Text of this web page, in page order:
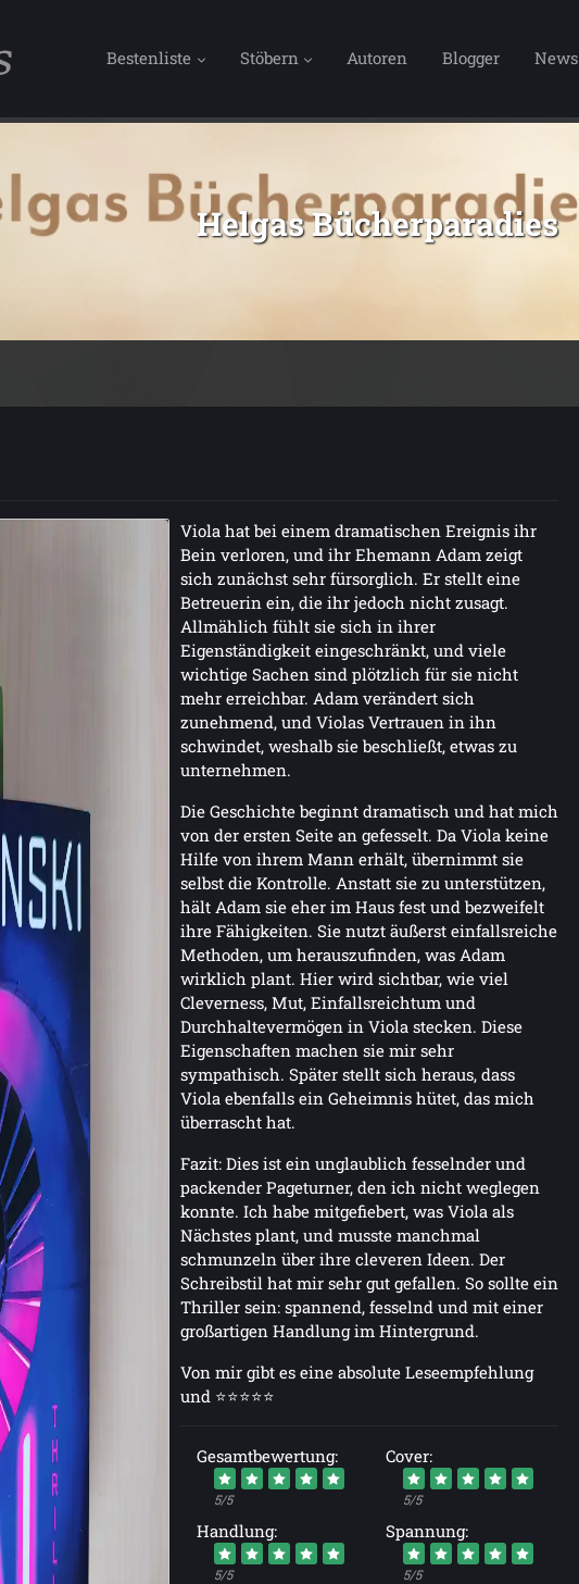
Bestenliste Stöbern Autoren Blogger News
Helgas Bücherparadies
Viola hat bei einem dramatischen Ereignis ihr
Bein verloren, und ihr Ehemann Adam zeigt
sich zunächst sehr fürsorglich. Er stellt eine
Betreuerin ein, die ihr jedoch nicht zusagt.
Allmählich fühlt sie sich in ihrer
Eigenständigkeit eingeschränkt, und viele
wichtige Sachen sind plötzlich für sie nicht
mehr erreichbar. Adam verändert sich
zunehmend, und Violas Vertrauen in ihn
schwindet, weshalb sie beschließt, etwas zu
unternehmen.
Die Geschichte beginnt dramatisch und hat mich
von der ersten Seite an gefesselt. Da Viola keine
Hilfe von ihrem Mann erhält, übernimmt sie
selbst die Kontrolle. Anstatt sie zu unterstützen,
hält Adam sie eher im Haus fest und bezweifelt
ihre Fähigkeiten. Sie nutzt äußerst einfallsreiche
Methoden, um herauszufinden, was Adam
wirklich plant. Hier wird sichtbar, wie viel
Cleverness, Mut, Einfallsreichtum und
Durchhaltevermögen in Viola stecken. Diese
Eigenschaften machen sie mir sehr
sympathisch. Später stellt sich heraus, dass
Viola ebenfalls ein Geheimnis hütet, das mich
überrascht hat.
Fazit: Dies ist ein unglaublich fesselnder und
packender Pageturner, den ich nicht weglegen
konnte. Ich habe mitgefiebert, was Viola als
Nächstes plant, und musste manchmal
schmunzeln über ihre cleveren Ideen. Der
Schreibstil hat mir sehr gut gefallen. So sollte ein
Thriller sein: spannend, fesselnd und mit einer
großartigen Handlung im Hintergrund.
Von mir gibt es eine absolute Leseempfehlung
und ⭐⭐⭐⭐⭐
Gesamtbewertung:
5/5
Cover:
5/5
Handlung:
5/5
Spannung:
5/5